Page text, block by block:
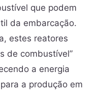
que podem
da embarcação.
estes reatores
de combustível”
a energia
a produção em